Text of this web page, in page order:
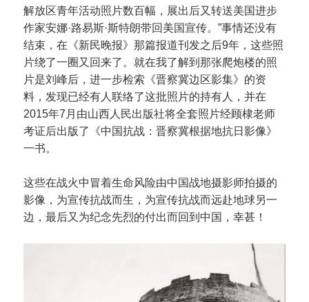
解放区青年活动照片数百幅，展出后又转送美国进步
作家安娜·路易斯·斯特朗带回美国宣传。”事情还没有
结束，在《新民晚报》那篇报道刊发之后9年，这些照
片绕了一圈又回来了。就在我了解到那张爬炮楼的照
片是刘峰后，进一步检索《晋察冀边区影集》的资
料，发现已经有人联络了这批照片的持有人，并在
2015年7月由山西人民出版社将全套照片经顾棣老师
考证后出版了《中国抗战：晋察冀根据地抗日影像》
一书。
这些在战火中冒着生命风险由中国战地摄影师拍摄的
影像，为宣传抗战而生，为宣传抗战而远赴地球另一
边，最后又为纪念先烈的付出而回到中国，幸甚！